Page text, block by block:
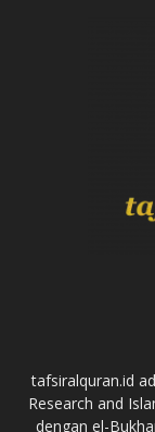
tafsiralquran.id
Research and
dengan el-